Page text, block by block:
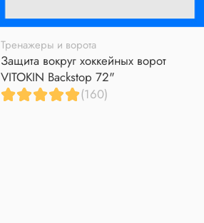
Тренажеры и ворота
Защита вокруг хоккейных ворот
VITOKIN Backstop 72"
(160)